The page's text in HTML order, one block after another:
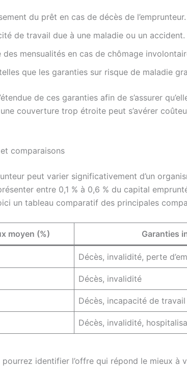
du prêt en cas de décès de l’emprunteur.
de travail due à une maladie ou un accident.
des mensualités en cas de chômage
que les garanties sur risque de maladie
de ces garanties afin de s’assurer
couverture trop étroite peut s’avérer
comparaisons
peut varier significativement d’un
entre 0,1 % à 0,6 % du capital
un tableau comparatif des principales
moyen (%) Garanties
Décès, invalidité, perte
Décès, invalidité
Décès, incapacité de travail
Décès, invalidité,
identifier l’offre qui répond le mieux à